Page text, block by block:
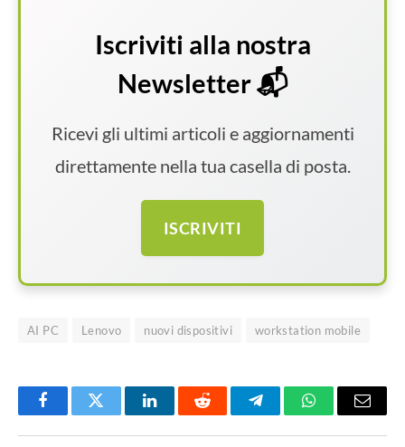
Iscriviti alla nostra
Newsletter 📬
Ricevi gli ultimi articoli e aggiornamenti
direttamente nella tua casella di posta.
ISCRIVITI
AI PC Lenovo nuovi dispositivi workstation mobile
FacebookTwitter LinkedInReddit TelegramWhatsAppEmail